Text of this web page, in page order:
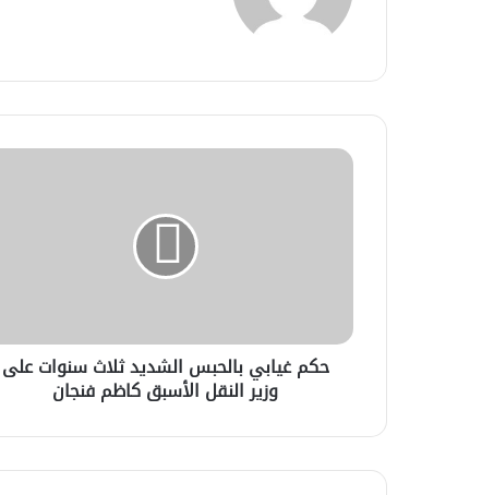
حكم غيابي بالحبس الشديد ثلاث سنوات على
وزير النقل الأسبق كاظم فنجان